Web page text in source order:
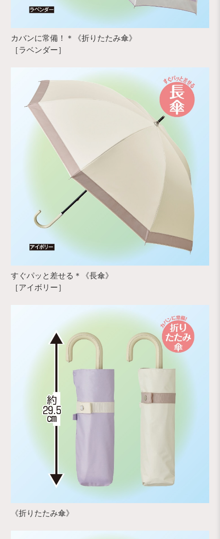
カバンに常備！＊《折りたたみ傘》
［ラベンダー］
すぐパッと差せる＊《長傘》
［アイボリー］
《折りたたみ傘》